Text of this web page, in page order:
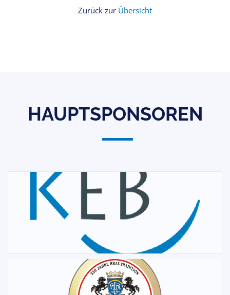
Zurück zur Übersicht
HAUPTSPONSOREN